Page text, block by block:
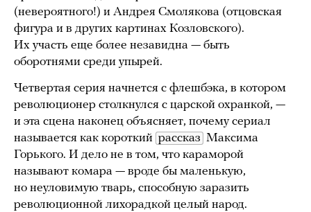
(невероятного!) и Андрея Смолякова (отцовская
фигура и в других картинах Козловского).
Их участь еще более незавидна — быть
оборотнями среди упырей.
Четвертая серия начнется с флешбэка, в котором
революционер столкнулся с царской охранкой, —
и эта сцена наконец объясняет, почему сериал
называется как короткий рассказ Максима
Горького. И дело не в том, что караморой
называют комара — вроде бы маленькую,
но неуловимую тварь, способную заразить
революционной лихорадкой целый народ.